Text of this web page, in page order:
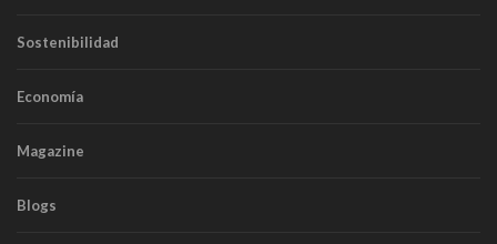
Sostenibilidad
Economía
Magazine
Blogs